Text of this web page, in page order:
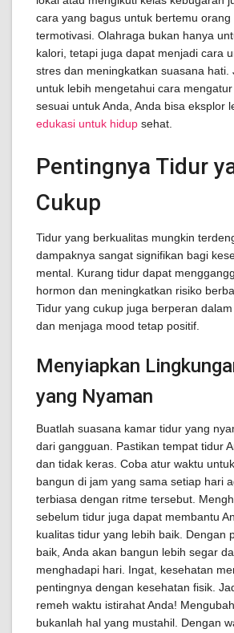
cara yang bagus untuk bertemu
termotivasi. Olahraga bukan hanya
kalori, tetapi juga dapat menjadi cara
stres dan meningkatkan suasana hati.
untuk lebih mengetahui cara
sesuai untuk Anda, Anda bisa eksplor
edukasi untuk hidup sehat.
Pentingnya Tidur
Cukup
Tidur yang berkualitas mungkin
dampaknya sangat signifikan bagi
mental. Kurang tidur dapat
hormon dan meningkatkan risiko
Tidur yang cukup juga berperan
dan menjaga mood tetap positif.
Menyiapkan
yang Nyaman
Buatlah suasana kamar tidur yang
dari gangguan. Pastikan tempat tidur
dan tidak keras. Coba atur waktu
bangun di jam yang sama setiap hari
terbiasa dengan ritme tersebut.
sebelum tidur juga dapat membantu
kualitas tidur yang lebih baik. Dengan
baik, Anda akan bangun lebih segar
menghadapi hari. Ingat, kesehatan
pentingnya dengan kesehatan fisik.
remeh waktu istirahat Anda!
bukanlah hal yang mustahil. Dengan